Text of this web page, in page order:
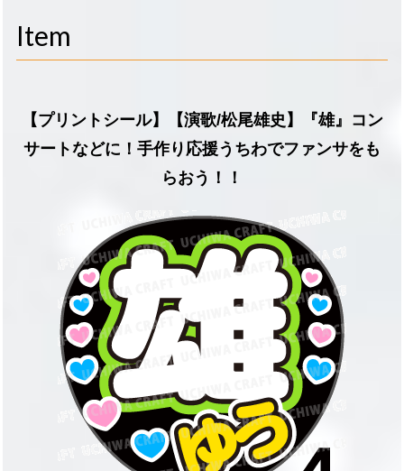
Item
【プリントシール】【演歌/松尾雄史】『雄』コン
サートなどに！手作り応援うちわでファンサをも
らおう！！